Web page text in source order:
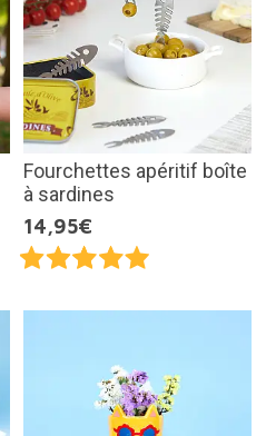
Fourchettes apéritif boîte
à sardines
14,95€